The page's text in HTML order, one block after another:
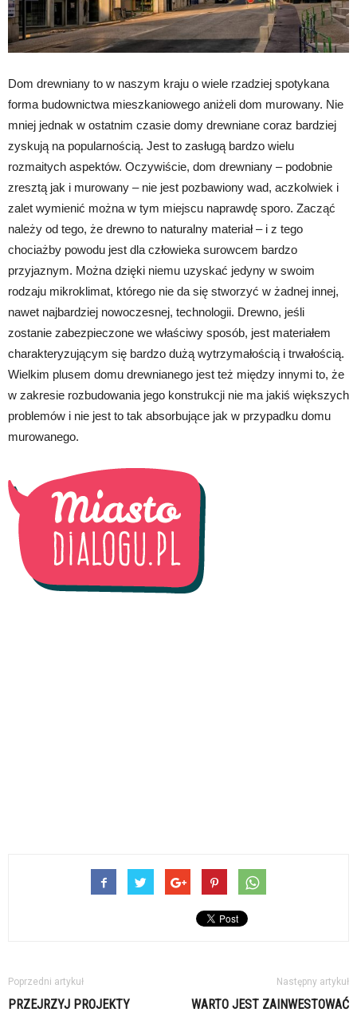
Dom drewniany to w naszym kraju o wiele rzadziej spotykana
forma budownictwa mieszkaniowego aniżeli dom murowany. Nie
mniej jednak w ostatnim czasie domy drewniane coraz bardziej
zyskują na popularnością. Jest to zasługą bardzo wielu
rozmaitych aspektów. Oczywiście, dom drewniany – podobnie
zresztą jak i murowany – nie jest pozbawiony wad, aczkolwiek i
zalet wymienić można w tym miejscu naprawdę sporo. Zacząć
należy od tego, że drewno to naturalny materiał – i z tego
chociażby powodu jest dla człowieka surowcem bardzo
przyjaznym. Można dzięki niemu uzyskać jedyny w swoim
rodzaju mikroklimat, którego nie da się stworzyć w żadnej innej,
nawet najbardziej nowoczesnej, technologii. Drewno, jeśli
zostanie zabezpieczone we właściwy sposób, jest materiałem
charakteryzującym się bardzo dużą wytrzymałością i trwałością.
Wielkim plusem domu drewnianego jest też między innymi to, że
w zakresie rozbudowania jego konstrukcji nie ma jakiś większych
problemów i nie jest to tak absorbujące jak w przypadku domu
murowanego.
Poprzedni artykuł
PRZEJRZYJ PROJEKTY
Następny artykuł
WARTO JEST ZAINWESTOWAĆ